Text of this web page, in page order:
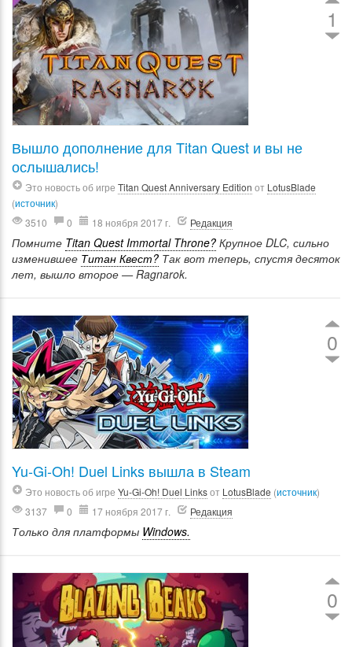
1
Вышло дополнение для Titan Quest и вы не
ослышались!
Это новость об игре Titan Quest Anniversary Edition от LotusBlade
(источник)
3510
0 18 ноября 2017 г. Редакция
Помните Titan Quest Immortal Throne? Крупное DLC, сильно
изменившее Титан Квест? Так вот теперь, спустя десяток
лет, вышло второе — Ragnarok.
0
Yu-Gi-Oh! Duel Links вышла в Steam
Это новость об игре Yu-Gi-Oh! Duel Linksот LotusBlade (источник)
3137
0 17 ноября 2017 г. Редакция
Только для платформы Windows.
0